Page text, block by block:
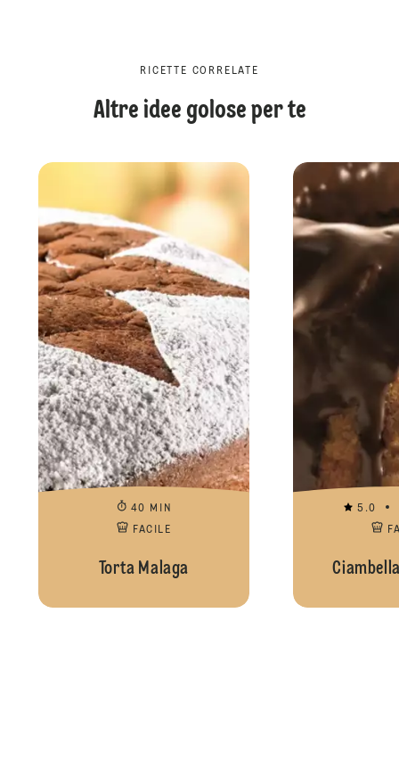
RICETTE CORRELATE
Altre idee golose per te
40 MIN
FACILE
Torta Malaga
5.0